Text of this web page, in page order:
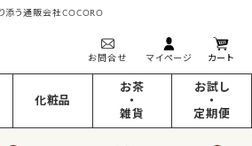
添う通販会社COCORO
お問合せ マイページ カート
化粧品
お茶
・
雑貨
お試し
・
定期便